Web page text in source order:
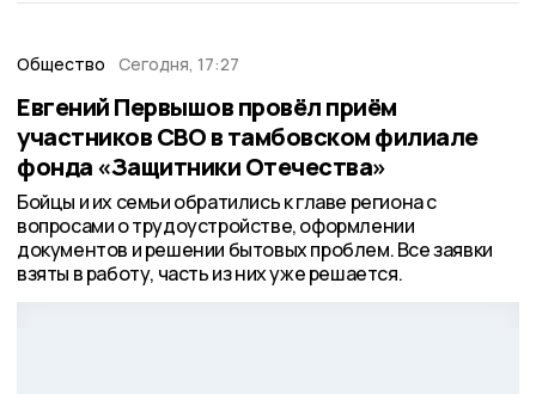
Общество Сегодня, 17:27
Евгений Первышов провёл приём
участников СВО в тамбовском филиале
фонда «Защитники Отечества»
Бойцы и их семьи обратились к главе региона с
вопросами о трудоустройстве, оформлении
документов и решении бытовых проблем. Все заявки
взяты в работу, часть из них уже решается.